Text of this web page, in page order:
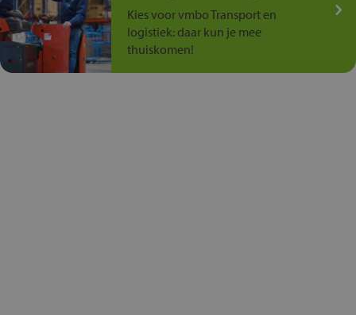
Kies voor vmbo Transport en
logistiek: daar kun je mee
thuiskomen!